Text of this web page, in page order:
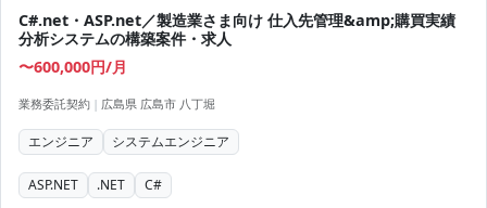
C#.net・ASP.net／製造業さま向け 仕入先管理&amp;購買実績
分析システムの構築案件・求人
〜600,000円/月
業務委託契約 | 広島県 広島市 八丁堀
エンジニア システムエンジニア
ASP.NET .NET C#